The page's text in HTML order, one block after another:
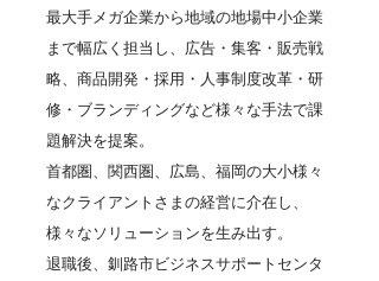
最大手メガ企業から地域の地場中小企業
まで幅広く担当し、広告・集客・販売戦
略、商品開発・採用・人事制度改革・研
修・ブランディングなど様々な手法で課
題解決を提案。
首都圏、関西圏、広島、福岡の大小様々
なクライアントさまの経営に介在し、
様々なソリューションを生み出す。
退職後、釧路市ビジネスサポートセンタ